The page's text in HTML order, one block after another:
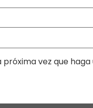
vez que